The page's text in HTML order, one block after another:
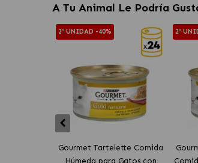
A Tu Animal Le Podría
2ª UNIDAD -40%
Gourmet Tartelette Comida
Húmeda para Gatos con
2ª